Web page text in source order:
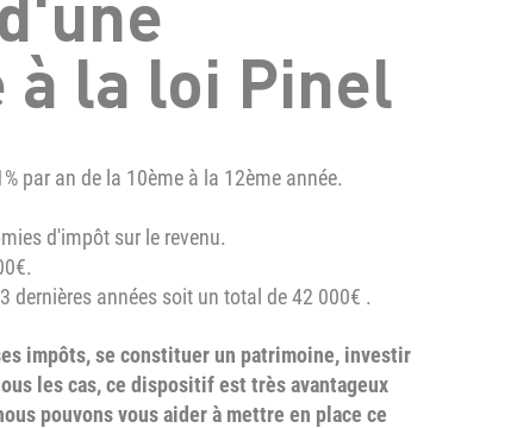
la loi Pinel
par an de la 10ème à la 12ème année.
d'impôt sur le revenu.
années soit un total de 42 000€ .
impôts, se constituer un patrimoine, investir
les cas, ce dispositif est très avantageux
pouvons vous aider à mettre en place ce